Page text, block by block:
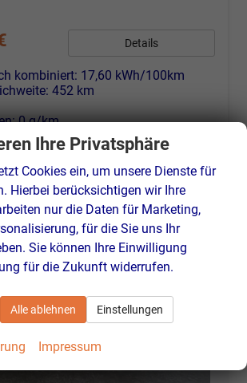
Details
kombiniert: 17,60 kWh/100km
452 km
0 g/km
Ihre Privatsphäre
Cookies ein, um unsere Dienste für
Hierbei berücksichtigen wir Ihre
nur die Daten für Marketing,
für die Sie uns Ihr
Sie können Ihre Einwilligung
für die Zukunft widerrufen.
Alle ablehnen Einstellungen
Impressum